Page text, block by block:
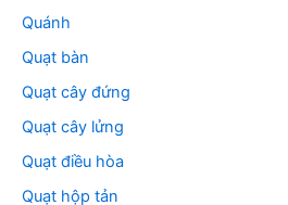
Quánh
Quạt bàn
Quạt cây đứng
Quạt cây lửng
Quạt điều hòa
Quạt hộp tản